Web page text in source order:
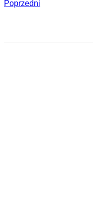
Poprzedni